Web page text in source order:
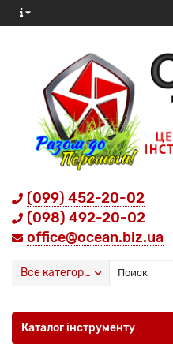
(099) 452-20-02
(098) 492-20-02
office@ocean.biz.ua
Все категории
Каталог інструменту